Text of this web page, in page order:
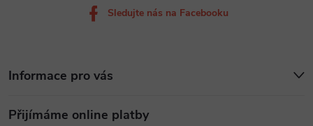
Informace pro vás
Přijímáme online platby
Sledujte nás na Facebooku